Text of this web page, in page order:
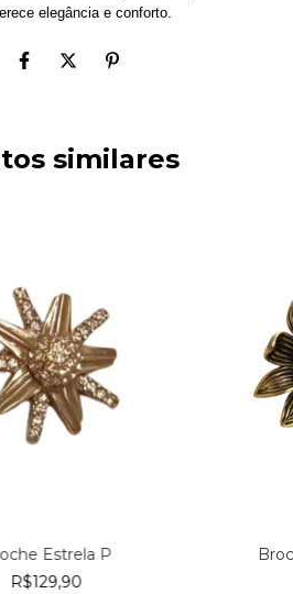
elegância e conforto.
similares
Estrela P
R$129,90